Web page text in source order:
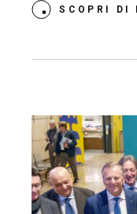
SCOPRI DI